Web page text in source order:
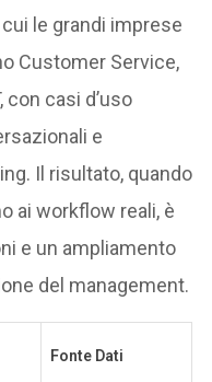
le grandi imprese
Customer Service,
con casi d’uso
e
Il risultato, quando
ai workflow reali, è
e un ampliamento
del management.
Fonte Dati